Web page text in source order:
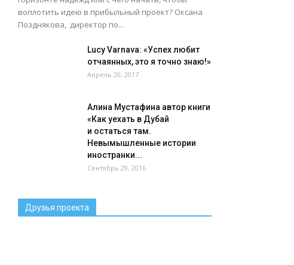
воплотить идею в прибыльный проект? Оксана
Позднякова, директор по...
Lucy Varnava: «Успех любит
отчаянных, это я точно знаю!»
Апрель 20, 2017
Алина Мустафина автор книги
«Как уехать в Дубай
и остаться там.
Невымышленные истории
иностранки...
Сентябрь 29, 2016
Друзья проекта